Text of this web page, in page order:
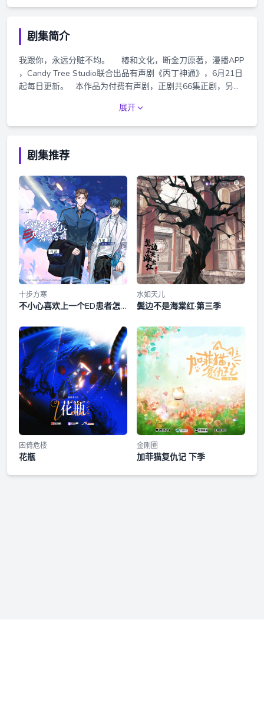
剧集简介
我跟你，永远分赃不均。 椿和文化，断金刀原著，漫播APP
，Candy Tree Studio联合出品有声剧《丙丁神通》，6月21日
起每日更新。 本作品为付费有声剧，正剧共66集正剧，另有
免费收听，购买可收听完整剧集，花絮，福利音等随机掉落。
禁止盗版，篡改，用于其他商业用途等行为，违者必追究法律
展开
剧集推荐
十步方寒
不小心喜欢上一个ED患者怎
水如天儿
鬓边不是海棠红·第三季
困倚危楼
花瓶
金刚圈
加菲猫复仇记 下季